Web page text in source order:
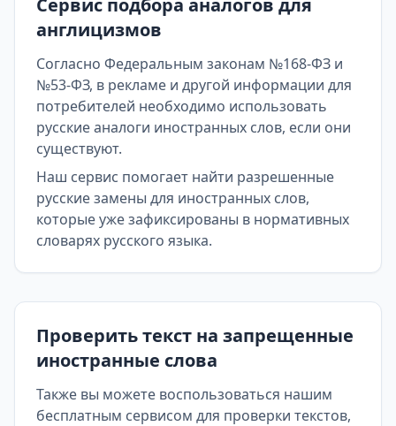
Сервис подбора аналогов для
англицизмов
Согласно Федеральным законам №168-ФЗ и
№53-ФЗ, в рекламе и другой информации для
потребителей необходимо использовать
русские аналоги иностранных слов, если они
существуют.
Наш сервис помогает найти разрешенные
русские замены для иностранных слов,
которые уже зафиксированы в нормативных
словарях русского языка.
Проверить текст на запрещенные
иностранные слова
Также вы можете воспользоваться нашим
бесплатным сервисом для проверки текстов,